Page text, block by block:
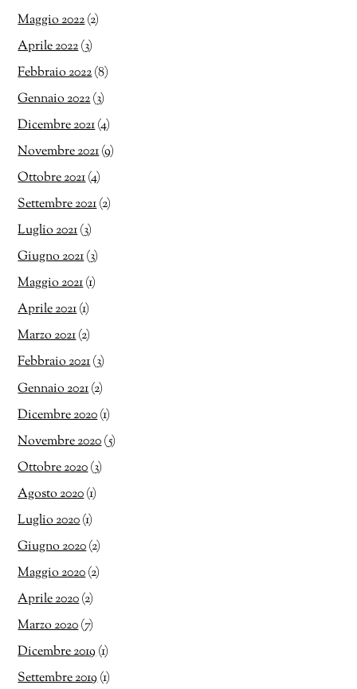
Maggio 2022(2)
Aprile 2022(3)
Febbraio 2022(8)
Gennaio 2022(3)
Dicembre 2021(4)
Novembre 2021(9)
Ottobre 2021(4)
Settembre 2021(2)
Luglio 2021(3)
Giugno 2021(3)
Maggio 2021(1)
Aprile 2021(1)
Marzo 2021(2)
Febbraio 2021(3)
Gennaio 2021(2)
Dicembre 2020(1)
Novembre 2020(5)
Ottobre 2020(3)
Agosto 2020(1)
Luglio 2020(1)
Giugno 2020(2)
Maggio 2020(2)
Aprile 2020(2)
Marzo 2020(7)
Dicembre 2019(1)
Settembre 2019(1)